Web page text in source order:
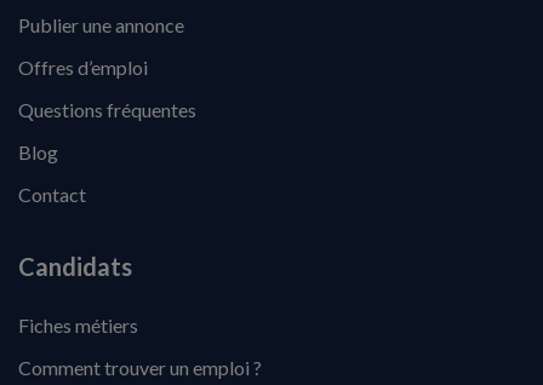
Publier une annonce
Offres d’emploi
Questions fréquentes
Blog
Contact
Candidats
Fiches métiers
Comment trouver un emploi ?